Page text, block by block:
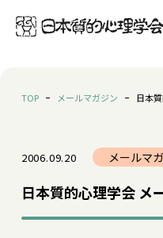
TOP メールマガジン 日本
2006.09.20 メールマ
日本質的心理学会 メ